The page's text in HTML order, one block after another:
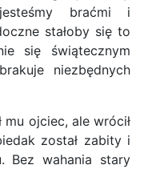
braćmi i
stałoby się to
się świątecznym
niezbędnych
mu ojciec, ale wrócił
został zabity i
Bez wahania stary